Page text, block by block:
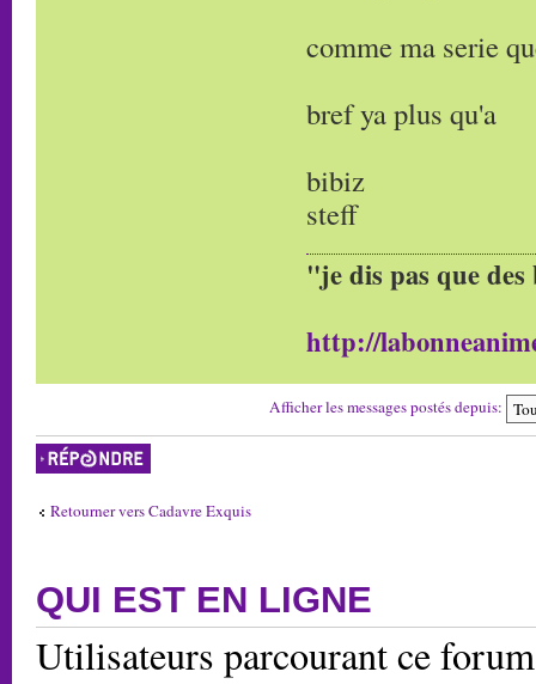
comme ma serie
bref ya plus qu'a
bibiz
steff
"je dis pas que
http://
Afficher les messages postés depuis:
Répondre
Retourner vers Cadavre Exquis
QUI EST EN LIGNE
Utilisateurs parcourant ce